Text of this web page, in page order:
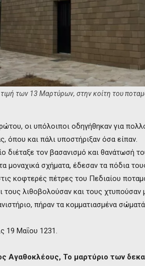
των 13 Μαρτύρων, στην κοίτη του
οι υπόλοιποι οδηγήθηκαν για
όπου και πάλι υποστήριξαν όσα είπαν.
διέταξε τον βασανισμό και θανάτωσή
μοναχικά σχήματα, έδεσαν τα πόδια
κοφτερές πέτρες του Πεδιαίου
τους λιθοβολούσαν και τους χτυπούσαν
πήραν τα κομματιασμένα
19 Μαΐου 1231.
Αγαθοκλέους, Το μαρτύριο των